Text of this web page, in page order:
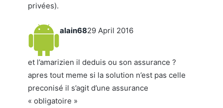
privées).
alain6829 April 2016
et l’amarizien il deduis ou son assurance ?
apres tout meme si la solution n’est pas celle
preconisé il s’agit d’une assurance
« obligatoire »